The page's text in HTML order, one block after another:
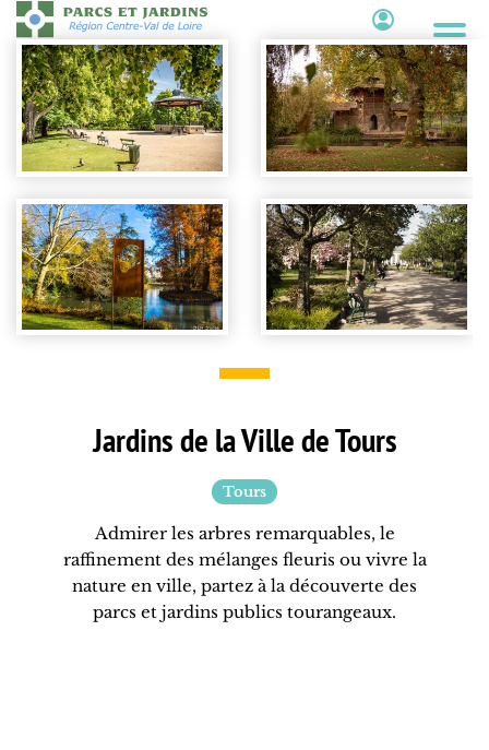
Aller
au
contenu
principal
Contenu
Jardins de la Ville de Tours
Tours
Admirer les arbres remarquables, le
raffinement des mélanges fleuris ou vivre la
nature en ville, partez à la découverte des
parcs et jardins publics tourangeaux.